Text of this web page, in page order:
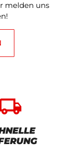
melden uns
local_shipping